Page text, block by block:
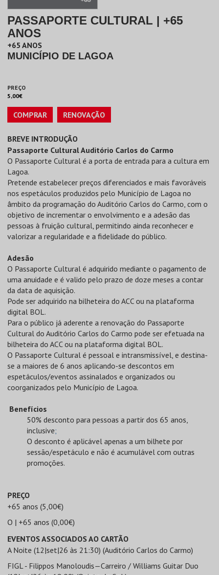
PASSAPORTE CULTURAL | +65
ANOS
+65 ANOS
MUNICÍPIO DE LAGOA
PREÇO
5,00€
COMPRAR RENOVAÇÃO
BREVE INTRODUÇÃO
Passaporte Cultural Auditório Carlos do Carmo
O Passaporte Cultural é a porta de entrada para a cultura em
Lagoa.
Pretende estabelecer preços diferenciados e mais favoráveis
nos espetáculos produzidos pelo Município de Lagoa no
âmbito da programação do Auditório Carlos do Carmo, com o
objetivo de incrementar o envolvimento e a adesão das
pessoas à fruição cultural, permitindo ainda reconhecer e
valorizar a regularidade e a fidelidade do público.
Adesão
O Passaporte Cultural é adquirido mediante o pagamento de
uma anuidade e é valido pelo prazo de doze meses a contar
da data de aquisição.
Pode ser adquirido na bilheteira do ACC ou na plataforma
digital BOL.
Para o público já aderente a renovação do Passaporte
Cultural do Auditório Carlos do Carmo pode ser efetuada na
bilheteira do ACC ou na plataforma digital BOL.
O Passaporte Cultural é pessoal e intransmissível, e destina-
se a maiores de 6 anos aplicando-se descontos em
espetáculos/eventos assinalados e organizados ou
coorganizados pelo Município de Lagoa.
Benefícios
50% desconto para pessoas a partir dos 65 anos,
inclusive;
O desconto é aplicável apenas a um bilhete por
sessão/espetáculo e não é acumulável com outras
promoções.
PREÇO
+65 anos (5,00€)
O | +65 anos (0,00€)
EVENTOS ASSOCIADOS AO CARTÃO
A Noite (12|set|26 às 21:30) (Auditório Carlos do Carmo)
FIGL - Filippos Manoloudis—Carreiro / Williams Guitar Duo